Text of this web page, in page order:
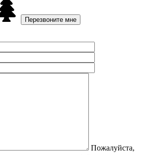
Пожалуйста,